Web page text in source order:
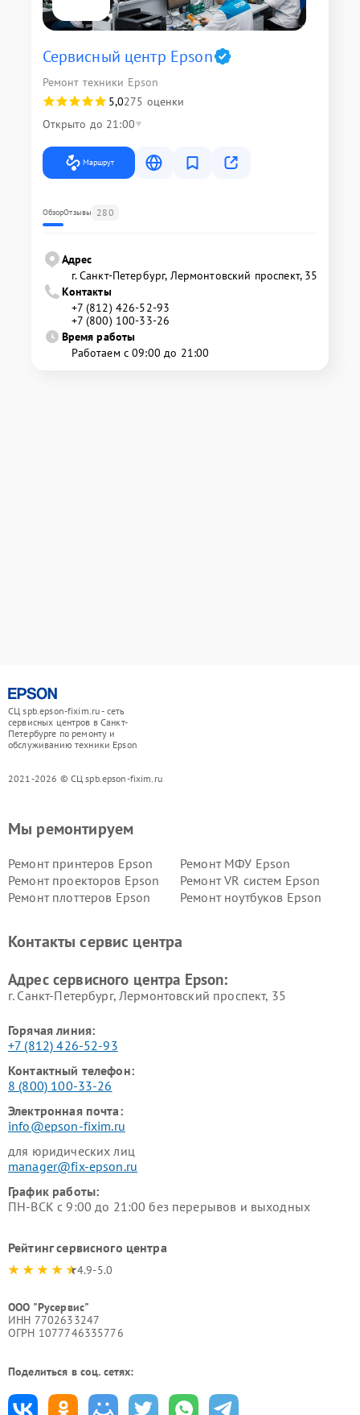
Сервисный центр Epson
Ремонт техники Epson
5,0275 оценки
Открыто до 21:00
Маршрут
ОбзорОтзывы 280
Адрес
г. Санкт-Петербург, Лермонтовский проспект, 35
Контакты
+7 (812) 426-52-93
+7 (800) 100-33-26
Время работы
Работаем с 09:00 до 21:00
СЦ spb.epson-fixim.ru - сеть
сервисных центров в Санкт-
Петербурге по ремонту и
обслуживанию техники Epson
2021-2026 © СЦ spb.epson-fixim.ru
Мы ремонтируем
Ремонт принтеров Epson
Ремонт МФУ Epson
Ремонт проекторов Epson
Ремонт VR систем Epson
Ремонт плоттеров Epson
Ремонт ноутбуков Epson
Контакты сервис центра
Адрес сервисного центра Epson:
г. Санкт-Петербург, Лермонтовский проспект, 35
Горячая линия:
+7 (812) 426-52-93
Контактный телефон:
8 (800) 100-33-26
Электронная почта:
info@epson-fixim.ru
для юридических лиц
manager@fix-epson.ru
График работы:
ПН-ВСК с 9:00 до 21:00 без перерывов и выходных
Рейтинг сервисного центра
4.9-5.0
ООО "Русервис"
ИНН 7702633247
ОГРН 1077746335776
Поделиться в соц. сетях: